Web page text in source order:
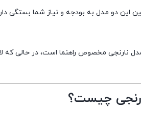
این دو مدل به بودجه و نیاز شما بستگی
نارنجی مخصوص راهنما است، در حالی که
چیست؟